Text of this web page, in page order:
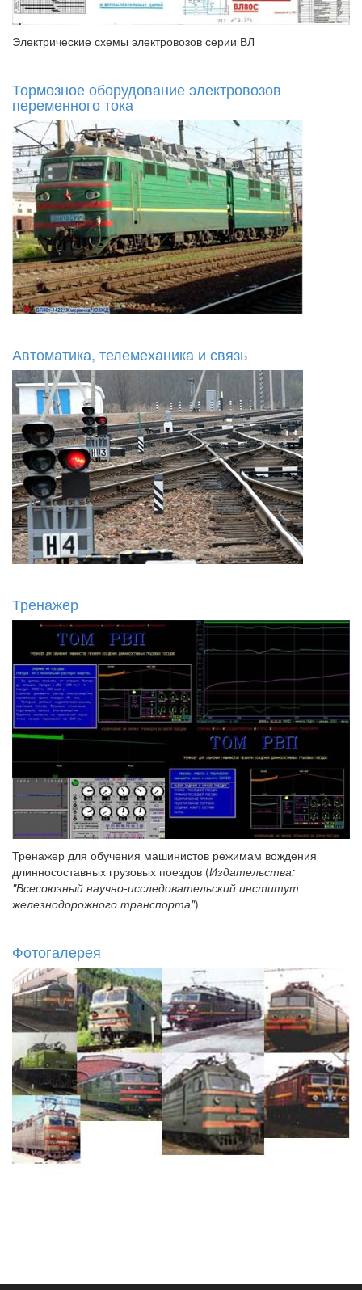
Электрические схемы электровозов серии ВЛ
Тормозное оборудование электровозов
переменного тока
Автоматика, телемеханика и связь
Тренажер
Тренажер для обучения машинистов режимам вождения
длинносоставных грузовых поездов (Издательства:
"Всесоюзный научно-исследовательский институт
железнодорожного транспорта")
Фотогалерея